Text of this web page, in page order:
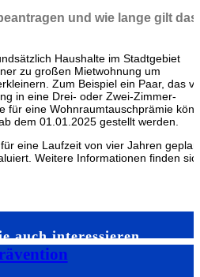
und wie lange gilt das
Haushalte im Stadtgebiet
zu großen Mietwohnung um
Zum Beispiel ein Paar, das
in eine Drei- oder Zwei-Zimmer-
für eine Wohnraumtauschprämie
dem 01.01.2025 gestellt werden.
eine Laufzeit von vier Jahren
Weitere Informationen finden
auch interessieren…